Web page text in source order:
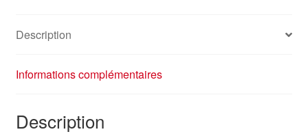
Description
Informations complémentaires
Description